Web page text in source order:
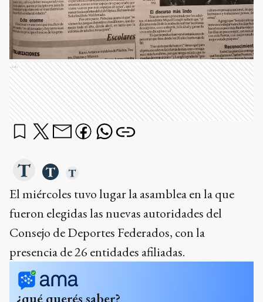
Ads
El miércoles tuvo lugar la asamblea en la que
fueron elegidas las nuevas autoridades del
Consejo de Deportes Federados, con la
presencia de 26 entidades afiliadas.
¿qué querés saber?